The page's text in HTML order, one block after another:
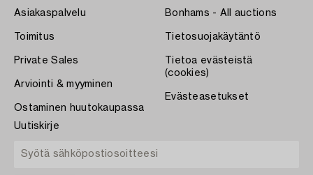
Asiakaspalvelu
Toimitus
Private Sales
Arviointi & myyminen
Ostaminen huutokaupassa
Bonhams - All auctions
Tietosuojakäytäntö
Tietoa evästeistä
(cookies)
Evästeasetukset
Uutiskirje